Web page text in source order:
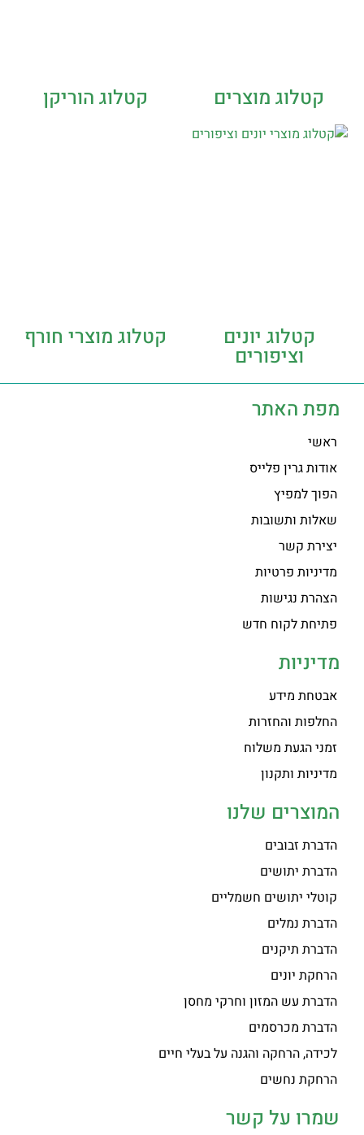
קטלוג מוצרים קטלוג הוריקן
קטלוג יונים
וציפורים
קטלוג מוצרי חורף
מפת האתר
ראשי
אודות גרין פלייס
הפוך למפיץ
שאלות ותשובות
יצירת קשר
מדיניות פרטיות
הצהרת נגישות
פתיחת לקוח חדש
מדיניות
אבטחת מידע
החלפות והחזרות
זמני הגעת משלוח
מדיניות ותקנון
המוצרים שלנו
הדברת זבובים
הדברת יתושים
קוטלי יתושים חשמליים
הדברת נמלים
הדברת תיקנים
הרחקת יונים
הדברת עש המזון וחרקי מחסן
הדברת מכרסמים
לכידה, הרחקה והגנה על בעלי חיים
הרחקת נחשים
שמרו על קשר